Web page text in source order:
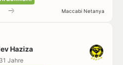
Maccabi Netanya
Haziza
31 Jahre